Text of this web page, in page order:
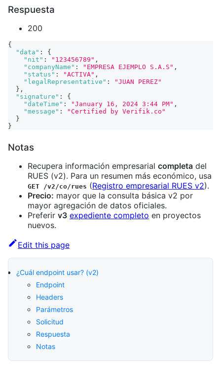
Respuesta
200
{
"data" :
{
"nit" : "123456789" ,
"companyName" : "EMPRESA EJEMPLO S.A.S" ,
"status" : "ACTIVA" ,
"legalRepresentative" :
"JUAN PEREZ"
} ,
"signature" :
{
"dateTime" : "January 16, 2024 3:44 PM" ,
"message" :
"Certified by Verifik.co"
}
}
Notas
Recupera información empresarial completa del
RUES (v2). Para un resumen más económico, usa
GET /v2/co/rues (Registro empresarial RUES v2).
Precio: mayor que la consulta básica v2 por
mayor agregación de datos oficiales.
Preferir v3 expediente completo en proyectos
nuevos.
Edit this page
¿Cuál endpoint usar? (v2)
Endpoint
Headers
Parámetros
Solicitud
Respuesta
Notas